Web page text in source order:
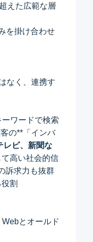
えた広範な層
を掛け合わせ
なく、連携す
ワードで検索
の**「インバ
レビ、新聞な
て高い社会的信
訴求力も抜群
割
とオールド